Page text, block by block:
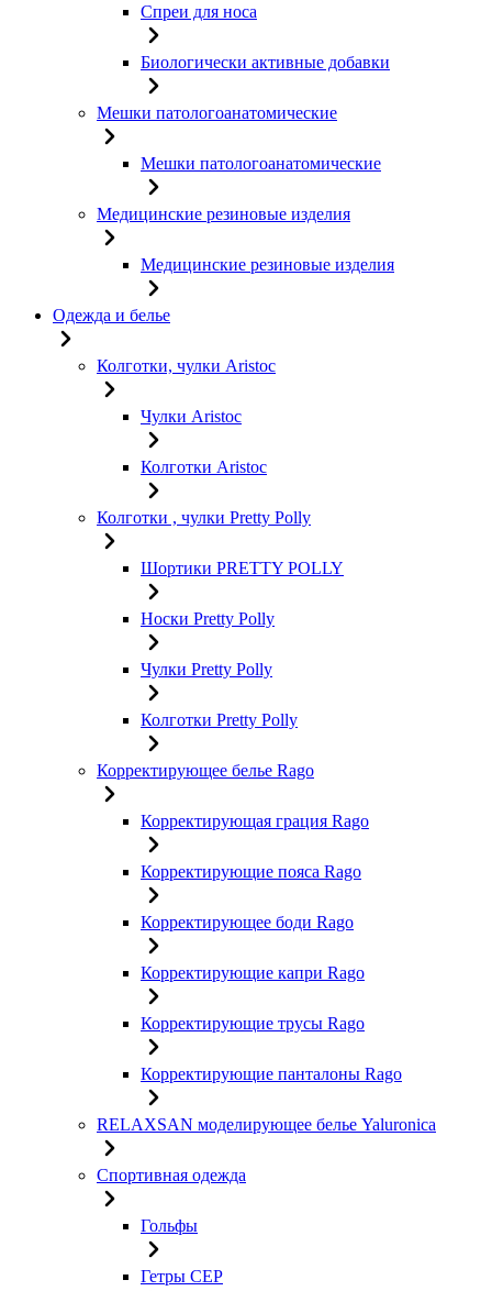
Спреи для носа
Биологически активные добавки
Мешки патологоанатомические
Мешки патологоанатомические
Медицинские резиновые изделия
Медицинские резиновые изделия
Одежда и белье
Колготки, чулки Aristoc
Чулки Aristoc
Колготки Aristoc
Колготки , чулки Pretty Polly
Шортики PRETTY POLLY
Носки Pretty Polly
Чулки Pretty Polly
Колготки Pretty Polly
Корректирующее белье Rago
Корректирующая грация Rago
Корректирующие пояса Rago
Корректирующее боди Rago
Корректирующие капри Rago
Корректирующие трусы Rago
Корректирующие панталоны Rago
RELAXSAN моделирующее белье Yaluroniсa
Спортивная одежда
Гольфы
Гетры CEP